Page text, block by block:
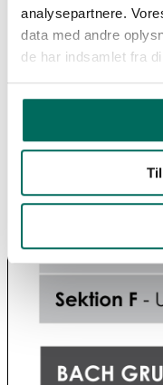
analysepartnere.
data med andre
de har indsamlet fra